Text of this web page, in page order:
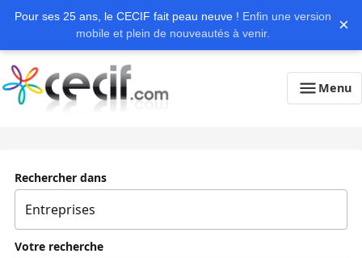
Pour ses 25 ans, le CECIF fait peau neuve ! Enfin une version
mobile et plein de nouveautés à venir.
×
Menu
Rechercher dans
Votre recherche